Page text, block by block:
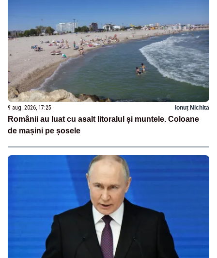
9 aug. 2026, 17:25 Ionuț Nichita
Românii au luat cu asalt litoralul și muntele. Coloane
de mașini pe șosele